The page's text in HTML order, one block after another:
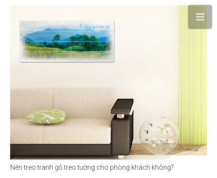
Nên treo tranh gỗ treo tường cho phòng khách không?